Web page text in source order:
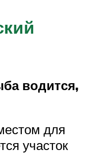
водится,
для
участок